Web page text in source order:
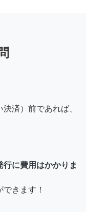
済）前であれば、
に費用はかかりま
きます！